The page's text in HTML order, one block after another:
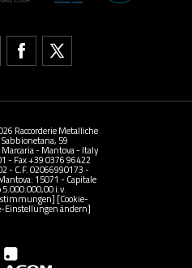
Raccorderie Metalliche
Sabbionetana, 59
- Mantova - Italy
- Fax +39 0376 96422
- C.F. 02066990173 -
15071 - Capitale
5.000.000,00 i.v.
[Cookie-
Einstellungen ändern]